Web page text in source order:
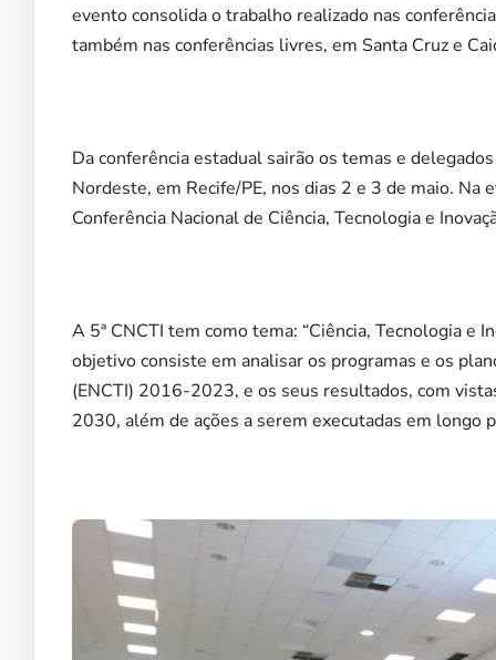
evento consolida o trabalho realizado nas
também nas conferências livres, em Santa Cruz e
Da conferência estadual sairão os temas e
Nordeste, em Recife/PE, nos dias 2 e 3 de maio. Na
Conferência Nacional de Ciência, Tecnologia e
A 5ª CNCTI tem como tema: “Ciência, Tecnologia e
objetivo consiste em analisar os programas e os
(ENCTI) 2016-2023, e os seus resultados, com
2030, além de ações a serem executadas em longo